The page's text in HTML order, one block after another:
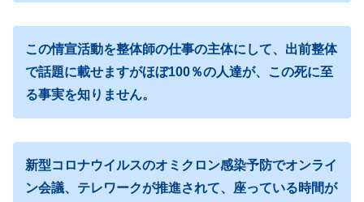
この情宣活動を整体師の仕事の主体にして、出前整体
で話題に載せますがほぼ100％の人達が、この死に至
る事実を知りません。
新型コロナウイルスのオミクロン感染予防でオンライ
ン会議、テレワークが推進されて、座っている時間が